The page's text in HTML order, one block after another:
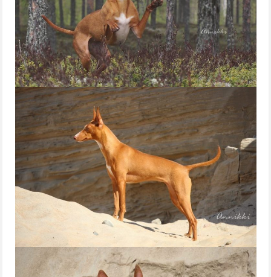
O-PENTUE
P-PENTUE
ROTUESITTELY
ROTUMÄÄRITELMÄ
PENTUJA
AJOKOIRAT
IRMA
AUNE
INOX
UUTISET